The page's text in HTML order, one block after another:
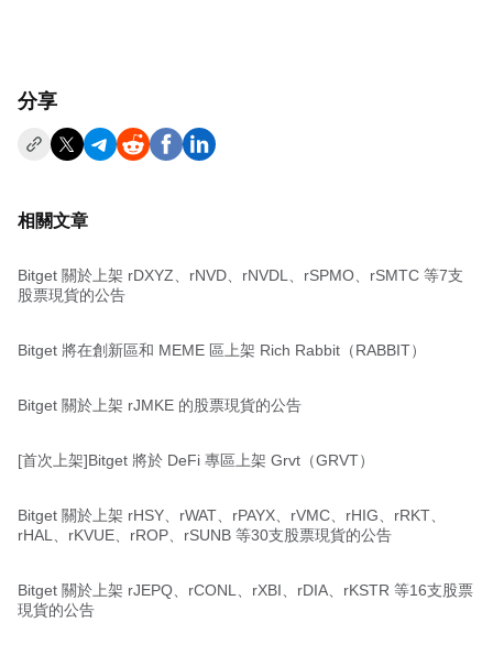
分享
相關文章
Bitget 關於上架 rDXYZ、rNVD、rNVDL、rSPMO、rSMTC 等7支
股票現貨的公告
Bitget 將在創新區和 MEME 區上架 Rich Rabbit（RABBIT）
Bitget 關於上架 rJMKE 的股票現貨的公告
[首次上架]Bitget 將於 DeFi 專區上架 Grvt（GRVT）
Bitget 關於上架 rHSY、rWAT、rPAYX、rVMC、rHIG、rRKT、
rHAL、rKVUE、rROP、rSUNB 等30支股票現貨的公告
Bitget 關於上架 rJEPQ、rCONL、rXBI、rDIA、rKSTR 等16支股票
現貨的公告